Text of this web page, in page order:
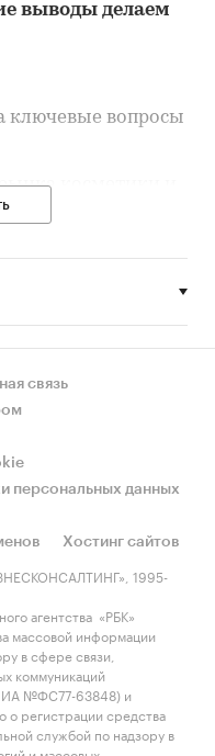
выводы делаем
ключевые вопросы
косметики и
много это
Если растет, то
за счет
в России и в
объему продаж
рынок по
крупный, с
отстающей
перспективе и в
ли позиции
и какой у региона
его с
со схожей
связь
персональных данных
Хостинг сайтов
1995-
агентства «РБК»
массовой информации
в сфере связи,
коммуникаций
ИА №ФС77-63848) и
о регистрации средства
службой по надзору в